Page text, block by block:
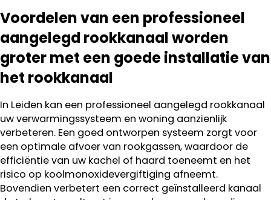
Voordelen van een professioneel
aangelegd rookkanaal worden
groter met een goede installatie van
het rookkanaal
In Leiden kan een professioneel aangelegd rookkanaal
uw verwarmingssysteem en woning aanzienlijk
verbeteren. Een goed ontworpen systeem zorgt voor
een optimale afvoer van rookgassen, waardoor de
efficiëntie van uw kachel of haard toeneemt en het
risico op koolmonoxidevergiftiging afneemt.
Bovendien verbetert een correct geïnstalleerd kanaal